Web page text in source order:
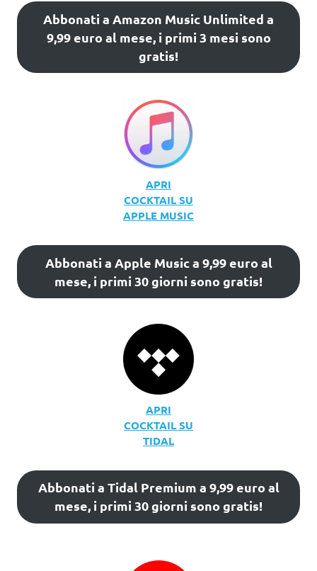
Abbonati a Amazon Music Unlimited a
9,99 euro al mese, i primi 3 mesi sono
gratis!
APRI
COCKTAIL SU
APPLE MUSIC
Abbonati a Apple Music a 9,99 euro al
mese, i primi 30 giorni sono gratis!
APRI
COCKTAIL SU
TIDAL
Abbonati a Tidal Premium a 9,99 euro al
mese, i primi 30 giorni sono gratis!